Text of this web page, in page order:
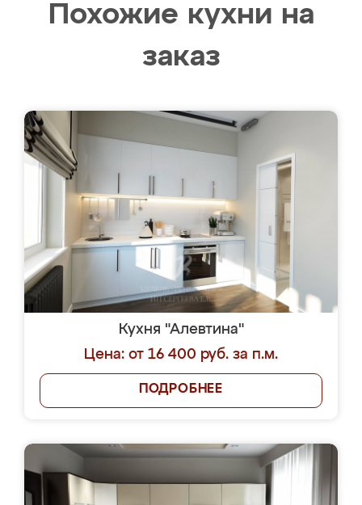
Похожие кухни на
заказ
Кухня "Алевтина"
Цена: от 16 400 руб. за п.м.
ПОДРОБНЕЕ